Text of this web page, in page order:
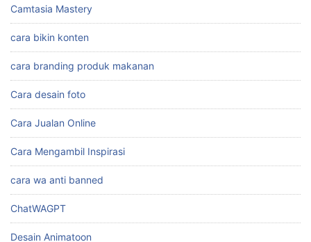
Affiliate Marketing Shopee
Ai Untuk Membuat Gambar
Aplikasi
Auto Cuan
Bagaimana Cara Kerja Affiliate Marketing
Belajar Youtube
Camtasia Mastery
cara bikin konten